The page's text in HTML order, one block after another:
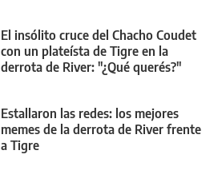
El insólito cruce del Chacho Coudet
con un plateísta de Tigre en la
derrota de River: "¿Qué querés?"
Estallaron las redes: los mejores
memes de la derrota de River frente
a Tigre